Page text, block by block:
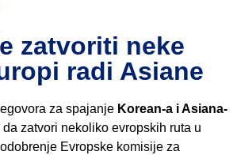
zatvoriti neke
radi Asiane
za spajanje Korean-a i Asiana-
zatvori nekoliko evropskih ruta u
Evropske komisije za